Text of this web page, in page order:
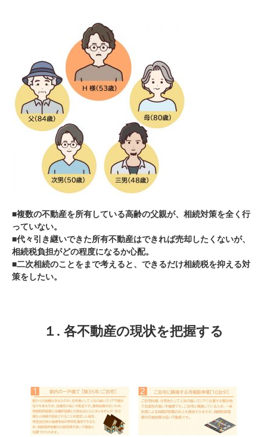
■複数の不動産を所有している高齢の父親が、相続対策を全く行
っていない。
■代々引き継いできた所有不動産はできれば売却したくないが、
相続税負担がどの程度になるか心配。
■二次相続のことをまで考えると、できるだけ相続税を抑える対
策をしたい。
１. 各不動産の現状を把握する